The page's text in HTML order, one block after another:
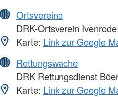
Ortsvereine
DRK-Ortsverein Ivenrode
Karte: Link zur Google
Rettungswache
DRK Rettungsdienst
Karte: Link zur Google